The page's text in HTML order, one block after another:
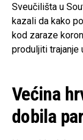
Sveučilišta u
kazali da kako
kod zaraze
produljiti trajanje
Većina
dobila